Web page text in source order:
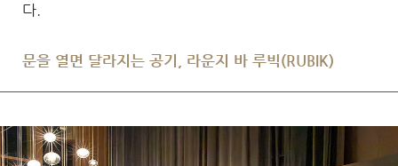
다.
문을 열면 달라지는 공기, 라운지 바 루빅(RUBIK)